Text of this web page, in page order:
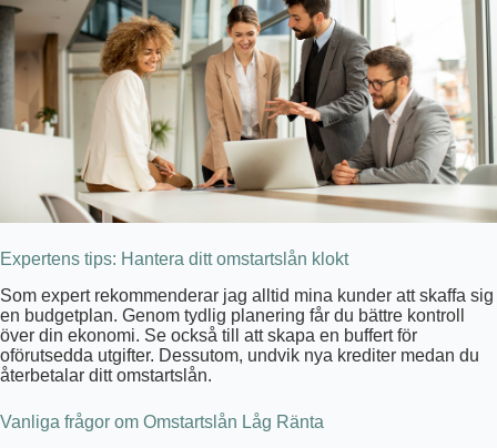
Expertens tips: Hantera ditt omstartslån klokt
Som expert rekommenderar jag alltid mina kunder att skaffa sig
en budgetplan. Genom tydlig planering får du bättre kontroll
över din ekonomi. Se också till att skapa en buffert för
oförutsedda utgifter. Dessutom, undvik nya krediter medan du
återbetalar ditt omstartslån.
Vanliga frågor om Omstartslån Låg Ränta